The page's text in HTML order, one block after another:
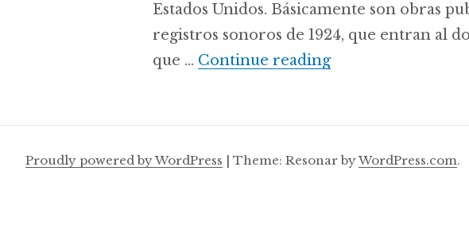
Estados Unidos. Básicamente son obras
registros sonoros de 1924, que entran al
que … Continue reading¿Qué entró al
Proudly powered by WordPress | Theme: Resonar byWordPress.com.